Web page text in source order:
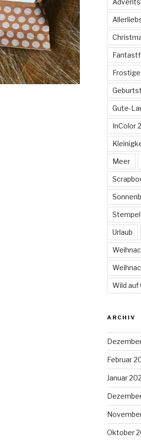
Gute-
InColor
Meer
Urlaub
Wild auf
ARCHIV
Februar
Januar
Oktober